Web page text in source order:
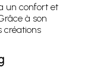
un confort et
à son
créations